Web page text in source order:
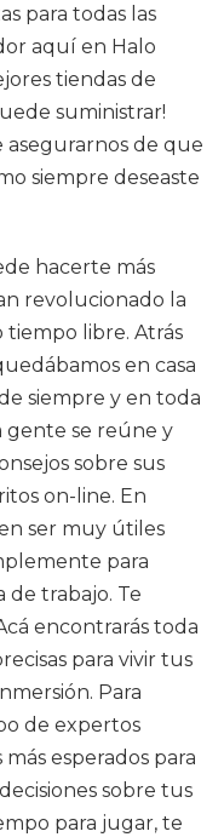
para todas las
aquí en Halo
tiendas de
suministrar!
asegurarnos de que
siempre deseaste
hacerte más
revolucionado la
libre. Atrás
en casa
siempre y en toda
gente se reúne y
sobre sus
on-line. En
ser muy útiles
para
de trabajo. Te
encontrarás toda
para vivir tus
Para
de expertos
esperados para
sobre tus
para jugar, te